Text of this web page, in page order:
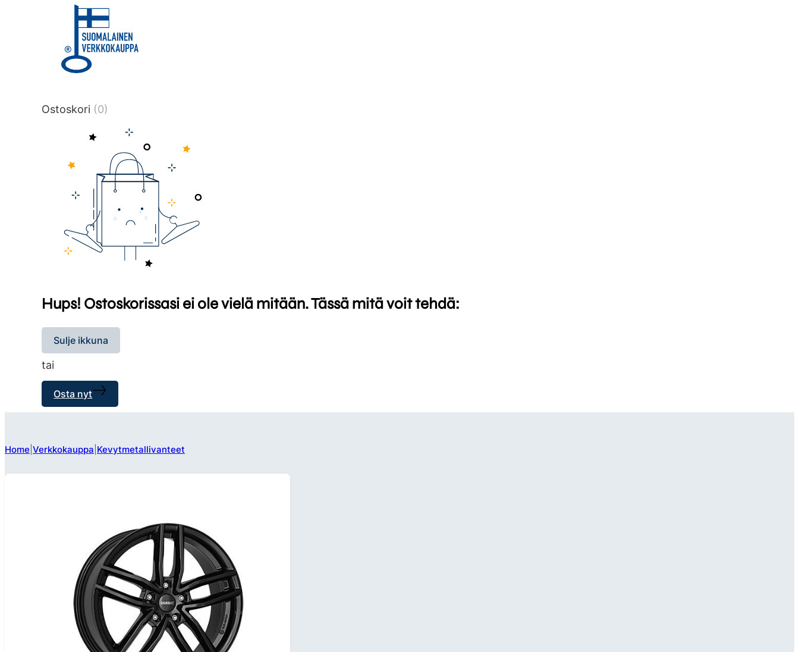
title or content.","post_type":
["product"],"ajax_loader_animation":"ripple","ajax_loader_selector":"#brxe-
tmlmvi","meta_query":
data-original-query-vars="[]" data-page="1" data-max-
Ostoskori (0)
Hups! Ostoskorissasi ei ole vielä mitään. Tässä mitä voit tehdä:
Sulje ikkuna
tai
Osta nyt
Home Verkkokauppa Kevytmetallivanteet